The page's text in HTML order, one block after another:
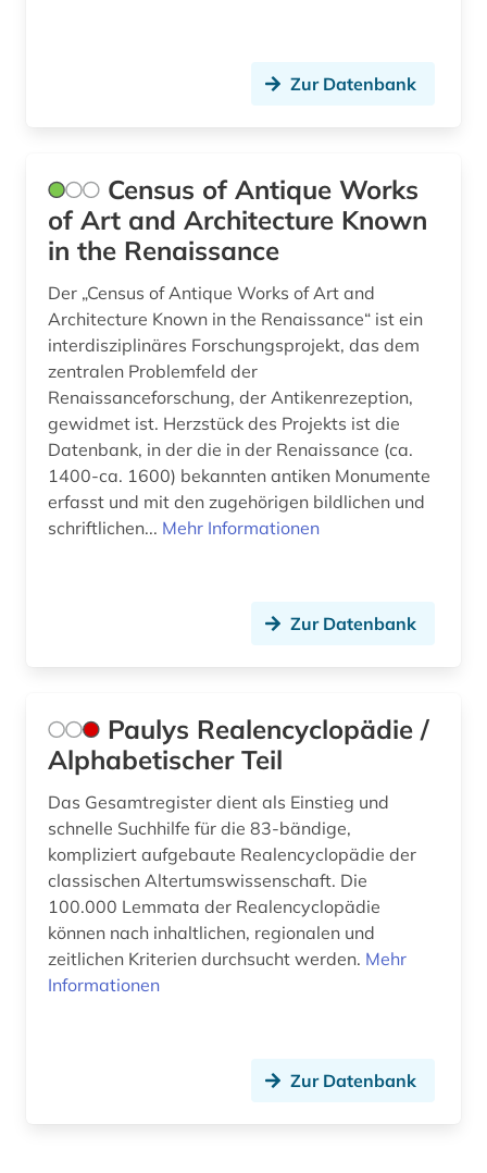
Zur Datenbank
Census of Antique Works
of Art and Architecture Known
in the Renaissance
Der „Census of Antique Works of Art and
Architecture Known in the Renaissance“ ist ein
interdisziplinäres Forschungsprojekt, das dem
zentralen Problemfeld der
Renaissanceforschung, der Antikenrezeption,
gewidmet ist. Herzstück des Projekts ist die
Datenbank, in der die in der Renaissance (ca.
1400-ca. 1600) bekannten antiken Monumente
erfasst und mit den zugehörigen bildlichen und
schriftlichen... Mehr Informationen
Zur Datenbank
Paulys Realencyclopädie /
Alphabetischer Teil
Das Gesamtregister dient als Einstieg und
schnelle Suchhilfe für die 83-bändige,
kompliziert aufgebaute Realencyclopädie der
classischen Altertumswissenschaft. Die
100.000 Lemmata der Realencyclopädie
können nach inhaltlichen, regionalen und
zeitlichen Kriterien durchsucht werden. Mehr
Informationen
Zur Datenbank